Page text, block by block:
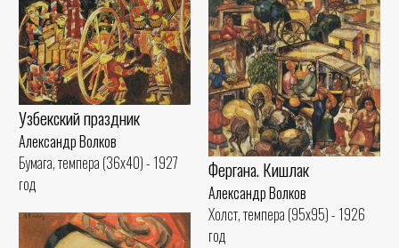
Узбекский праздник
Александр Волков
Бумага, темпера (36x40) - 1927
год
Фергана. Кишлак
Александр Волков
Холст, темпера (95x95) - 1926
год